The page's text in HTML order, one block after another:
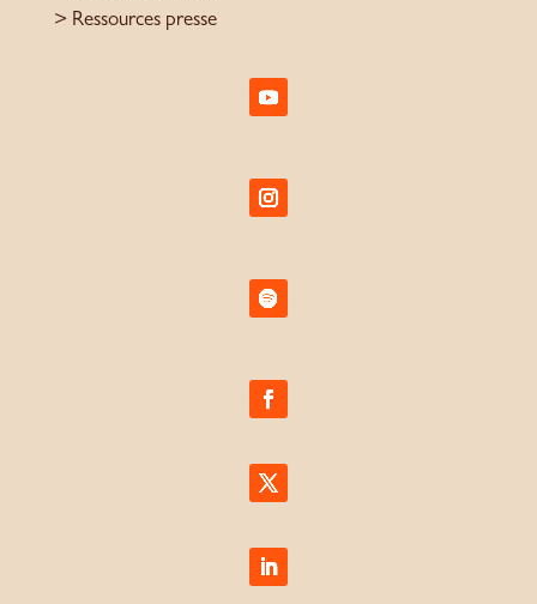
> Ressources presse